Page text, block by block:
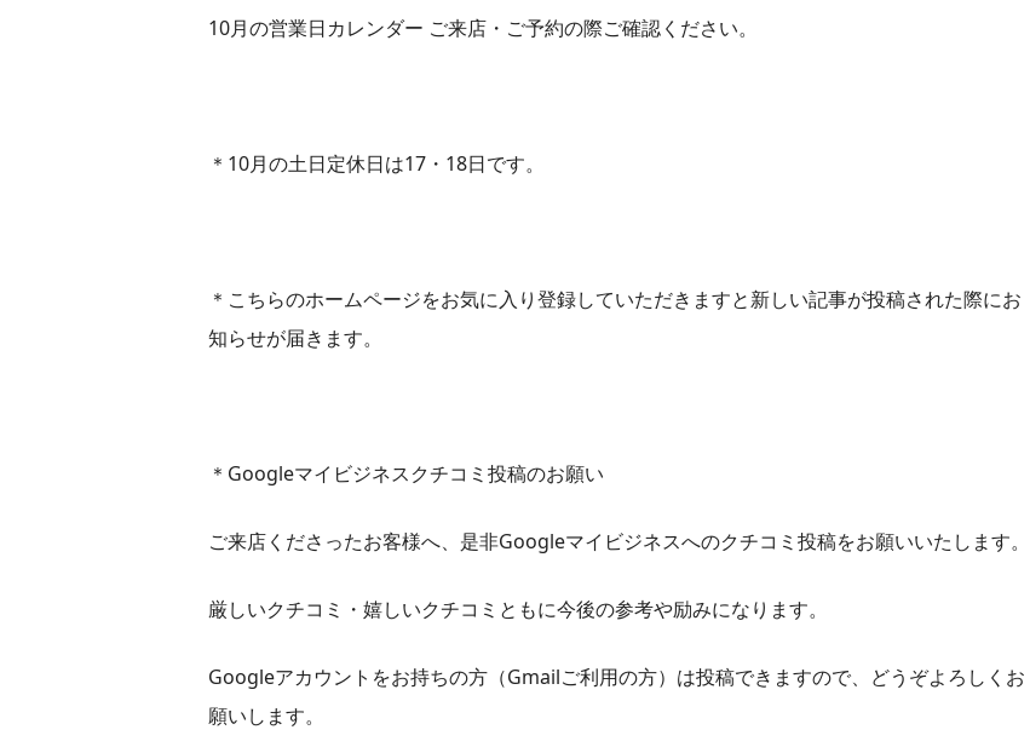
10月の営業日カレンダー ご来店・ご予約の際ご確認ください。
＊10月の土日定休日は17・18日です。
＊こちらのホームページをお気に入り登録していただきますと新しい記事が投稿された際にお
知らせが届きます。
＊Googleマイビジネスクチコミ投稿のお願い
ご来店くださったお客様へ、是非Googleマイビジネスへのクチコミ投稿をお願いいたします。
厳しいクチコミ・嬉しいクチコミともに今後の参考や励みになります。
Googleアカウントをお持ちの方（Gmailご利用の方）は投稿できますので、どうぞよろしくお
願いします。